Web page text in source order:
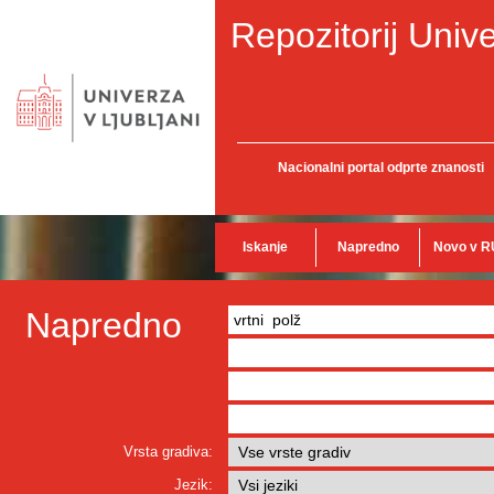
Repozitorij
Nacionalni portal odprte znanosti
Iskanje Napredno Novo v
Napredno
Vrsta gradiva:
Jezik: